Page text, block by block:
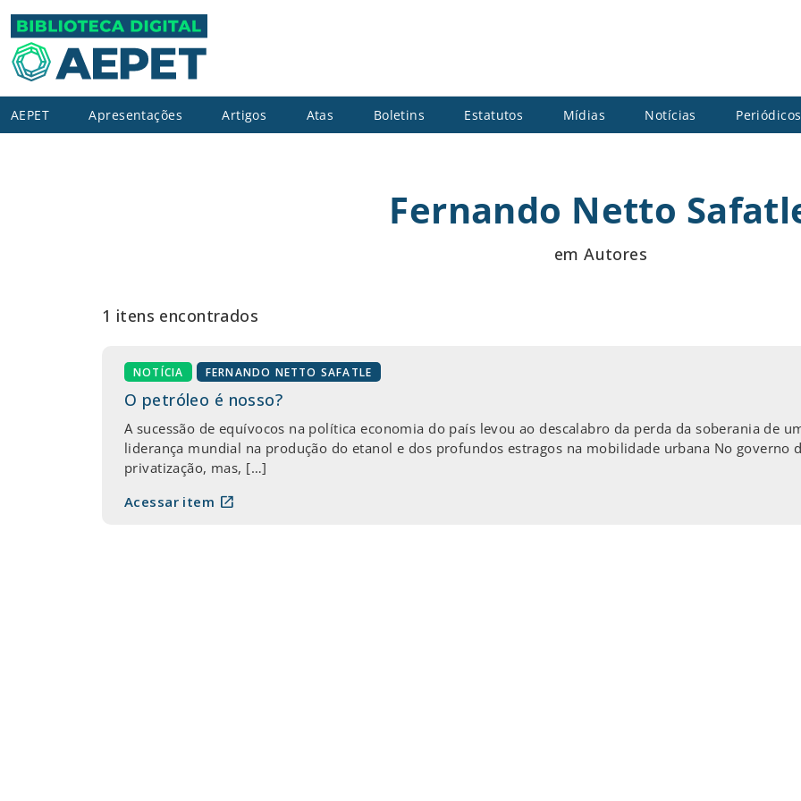
AEPET Apresentações Artigos Atas Boletins Estatutos Mídias Notícias Periódicos
Fernando Netto
em Autores
1 itens encontrados
NOTÍCIA FERNANDO NETTO SAFATLE
O petróleo é nosso?
A sucessão de equívocos na política economia do país levou ao descalabro da perda da soberania de
liderança mundial na produção do etanol e dos profundos estragos na mobilidade urbana No governo
privatização, mas, […]
Acessar item open_in_new